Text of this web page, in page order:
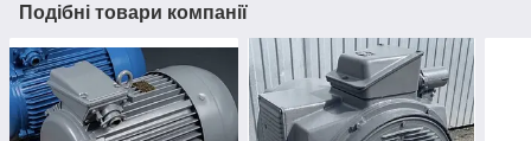
Подібні товари компанії